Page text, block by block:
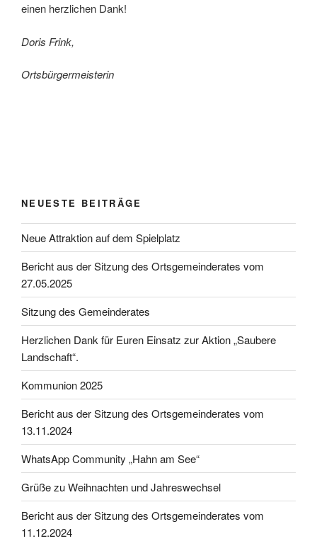
einen herzlichen Dank!
Doris Frink,
Ortsbürgermeisterin
NEUESTE BEITRÄGE
Neue Attraktion auf dem Spielplatz
Bericht aus der Sitzung des Ortsgemeinderates vom
27.05.2025
Sitzung des Gemeinderates
Herzlichen Dank für Euren Einsatz zur Aktion „Saubere
Landschaft“.
Kommunion 2025
Bericht aus der Sitzung des Ortsgemeinderates vom
13.11.2024
WhatsApp Community „Hahn am See“
Grüße zu Weihnachten und Jahreswechsel
Bericht aus der Sitzung des Ortsgemeinderates vom
11.12.2024